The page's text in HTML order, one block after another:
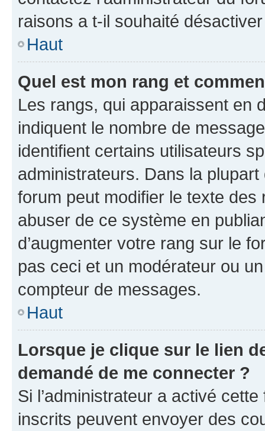
raisons a t-il souhaité
Haut
Quel est mon rang et
Les rangs, qui apparaissent en
indiquent le nombre de
identifient certains utilisateurs
administrateurs. Dans la
forum peut modifier le texte
abuser de ce système en
d’augmenter votre rang sur le
pas ceci et un modérateur ou
compteur de messages.
Haut
Lorsque je clique sur le lien
demandé de me connecter ?
Si l’administrateur a activé
inscrits peuvent envoyer des